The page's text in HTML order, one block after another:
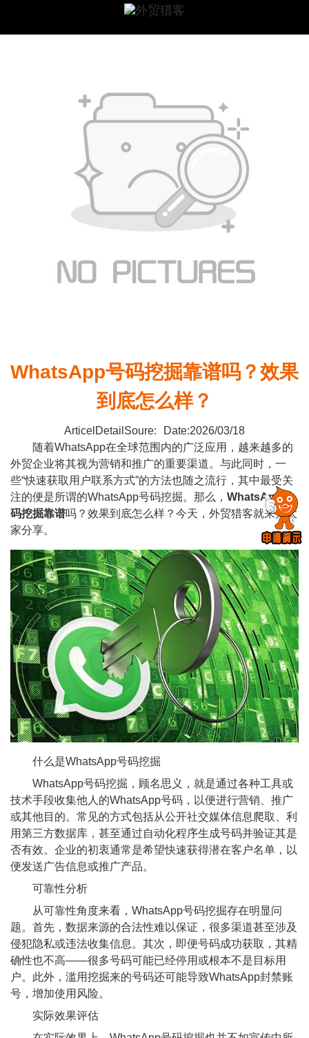
WhatsApp号码挖掘靠谱吗？效果
到底怎么样？
ArticelDetailSoure:
Date:2026/03/18
随着WhatsApp在全球范围内的广泛应用，越来越多的
外贸企业将其视为营销和推广的重要渠道。与此同时，一
些“快速获取用户联系方式”的方法也随之流行，其中最受关
注的便是所谓的WhatsApp号码挖掘。那么， WhatsApp号
码挖掘靠谱吗？效果到底怎么样？今天，外贸猎客就来为大
家分享。
什么是WhatsApp号码挖掘
WhatsApp号码挖掘，顾名思义，就是通过各种工具或
技术手段收集他人的WhatsApp号码，以便进行营销、推广
或其他目的。常见的方式包括从公开社交媒体信息爬取、利
用第三方数据库，甚至通过自动化程序生成号码并验证其是
否有效。企业的初衷通常是希望快速获得潜在客户名单，以
便发送广告信息或推广产品。
可靠性分析
从可靠性角度来看，WhatsApp号码挖掘存在明显问
题。首先，数据来源的合法性难以保证，很多渠道甚至涉及
侵犯隐私或违法收集信息。其次，即便号码成功获取，其精
确性也不高——很多号码可能已经停用或根本不是目标用
户。此外，滥用挖掘来的号码还可能导致WhatsApp封禁账
号，增加使用风险。
实际效果评估